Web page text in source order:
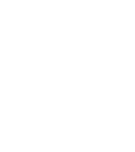
для выгула собак
для улицы
формы под заказ
для площадок